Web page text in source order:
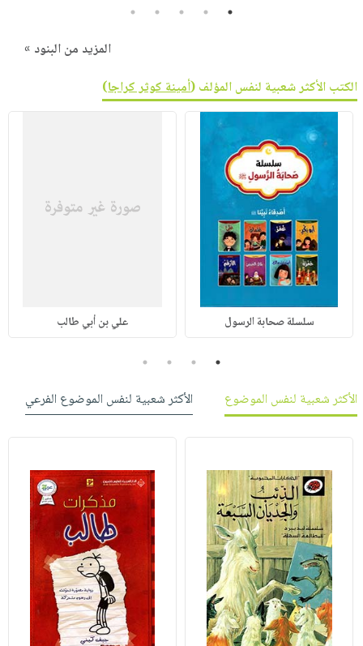
1
2
3
4
5
المزيد من البنود »
الكتب الأكثر شعبية لنفس المؤلف (أمينة كوثر كراجا)
سلسلة صحابة الرسول علي بن أبي طالب
1
2
3
4
الأكثر شعبية لنفس الموضوع
الأكثر شعبية لنفس الموضوع الفرعي